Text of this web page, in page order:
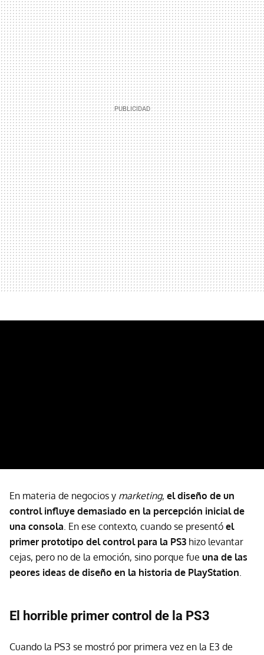
En materia de negocios y marketing, el diseño de un
control influye demasiado en la percepción inicial de
una consola. En ese contexto, cuando se presentó el
primer prototipo del control para la PS3 hizo levantar
cejas, pero no de la emoción, sino porque fue una de las
peores ideas de diseño en la historia de PlayStation.
El horrible primer control de la PS3
Cuando la PS3 se mostró por primera vez en la E3 de